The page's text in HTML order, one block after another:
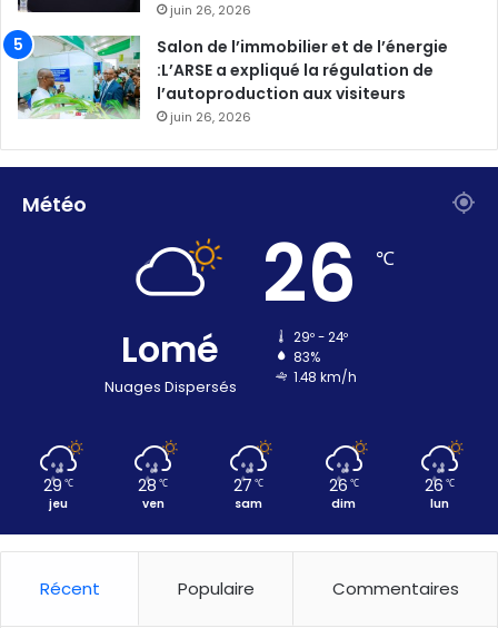
juin 26, 2026
Salon de l’immobilier et de l’énergie
:L’ARSE a expliqué la régulation de
l’autoproduction aux visiteurs
juin 26, 2026
Météo
Lomé
Nuages Dispersés
26 ℃
29º - 24º
83%
1.48 km/h
29 ℃
jeu
28 ℃
ven
27 ℃
sam
26 ℃
dim
26 ℃
lun
Récent Populaire Commentaires